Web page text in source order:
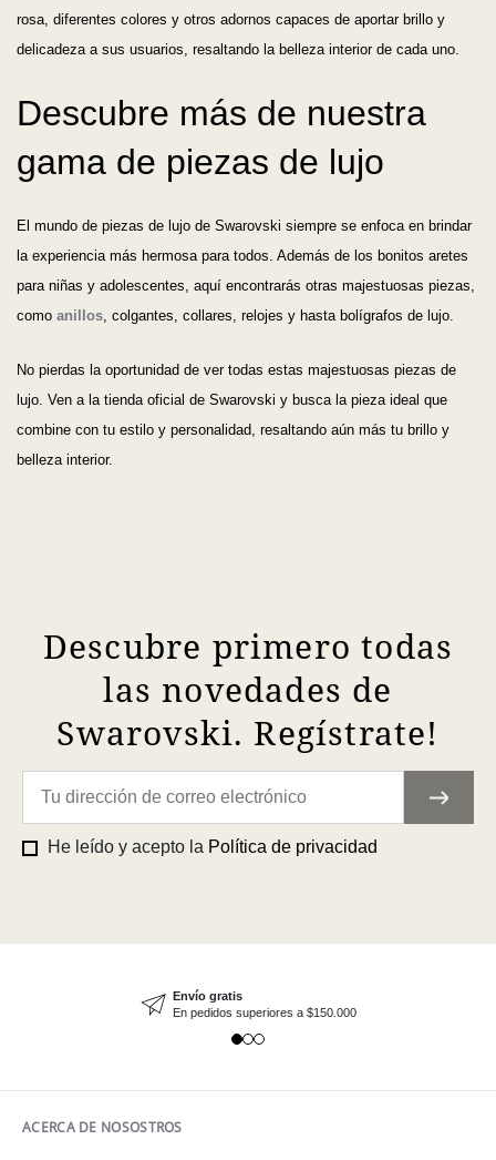
rosa, diferentes colores y otros adornos capaces de aportar brillo y
delicadeza a sus usuarios, resaltando la belleza interior de cada uno.
Descubre más de nuestra
gama de piezas de lujo
El mundo de piezas de lujo de Swarovski siempre se enfoca en brindar
la experiencia más hermosa para todos. Además de los bonitos aretes
para niñas y adolescentes, aquí encontrarás otras majestuosas piezas,
como anillos, colgantes, collares, relojes y hasta bolígrafos de lujo.
No pierdas la oportunidad de ver todas estas majestuosas piezas de
lujo. Ven a la tienda oficial de Swarovski y busca la pieza ideal que
combine con tu estilo y personalidad, resaltando aún más tu brillo y
belleza interior.
Descubre primero todas
las novedades de
Swarovski. Regístrate!
He leído y acepto la Política de privacidad
Envío gratis
En pedidos superiores a $150.000
ACERCA DE NOSOSTROS